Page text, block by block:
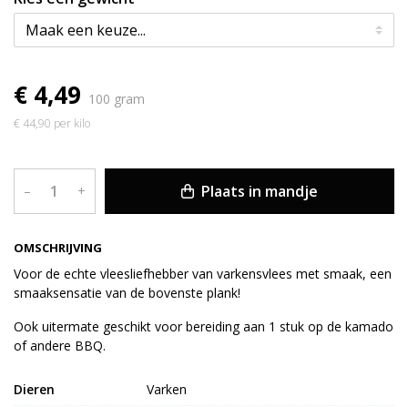
OMSCHRIJVING
Voor de echte vleesliefhebber van varkensvlees met smaak, een
smaaksensatie van de bovenste plank!
Ook uitermate geschikt voor bereiding aan 1 stuk op de kamado
of andere BBQ.
€ 4,49 100 gram
€ 44,90 per kilo
– + Plaats in mandje
Dieren
Varken